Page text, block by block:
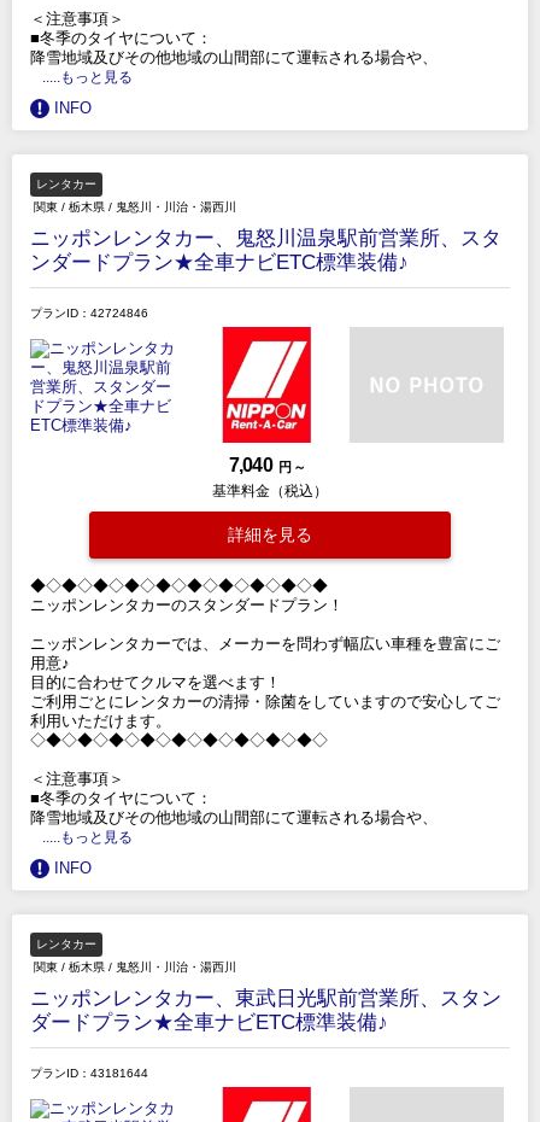
＜注意事項＞
■冬季のタイヤについて：
降雪地域及びその他地域の山間部にて運転される場合や、
.....もっと見る
INFO
レンタカー
関東 / 栃木県 / 鬼怒川・川治・湯西川
ニッポンレンタカー、鬼怒川温泉駅前営業所、スタ
ンダードプラン★全車ナビETC標準装備♪
プランID：42724846
7,040 円 ～
基準料金（税込）
詳細を見る
◆◇◆◇◆◇◆◇◆◇◆◇◆◇◆◇◆◇◆
ニッポンレンタカーのスタンダードプラン！
ニッポンレンタカーでは、メーカーを問わず幅広い車種を豊富にご
用意♪
目的に合わせてクルマを選べます！
ご利用ごとにレンタカーの清掃・除菌をしていますので安心してご
利用いただけます。
◇◆◇◆◇◆◇◆◇◆◇◆◇◆◇◆◇◆◇
＜注意事項＞
■冬季のタイヤについて：
降雪地域及びその他地域の山間部にて運転される場合や、
.....もっと見る
INFO
レンタカー
関東 / 栃木県 / 鬼怒川・川治・湯西川
ニッポンレンタカー、東武日光駅前営業所、スタン
ダードプラン★全車ナビETC標準装備♪
プランID：43181644